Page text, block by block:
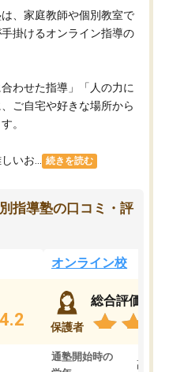
、家庭教師や個別教室で
掛けるオンライン指導の
わせた指導」「人の力に
ご自宅や好きな場所から
。
いお... 続きを読む
指導塾の口コミ・評
4.2
オンライン校
保護者
総合評価
通塾開始時の
高3